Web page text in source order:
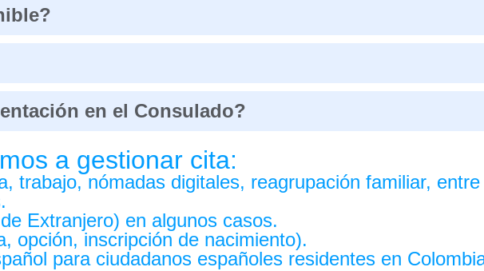
en el Consulado?
a gestionar cita:
trabajo, nómadas digitales, reagrupación familiar,
Extranjero) en algunos casos.
opción, inscripción de nacimiento).
para ciudadanos españoles residentes en